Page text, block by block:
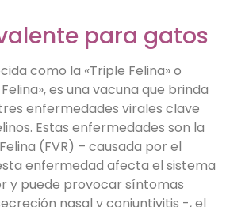
para gatos
como la «Triple Felina» o
es una vacuna que brinda
enfermedades virales clave
Estas enfermedades son la
(FVR) – causada por el
enfermedad afecta el sistema
y puede provocar síntomas